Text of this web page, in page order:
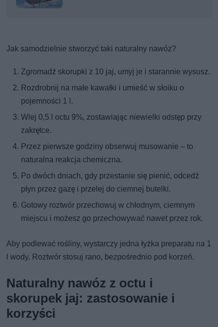
Jak samodzielnie stworzyć taki naturalny nawóz?
Zgromadź skorupki z 10 jaj, umyj je i starannie wysusz.
Rozdrobnij na małe kawałki i umieść w słoiku o
pojemności 1 l.
Wlej 0,5 l octu 9%, zostawiając niewielki odstęp przy
zakrętce.
Przez pierwsze godziny obserwuj musowanie – to
naturalna reakcja chemiczna.
Po dwóch dniach, gdy przestanie się pienić, odcedź
płyn przez gazę i przelej do ciemnej butelki.
Gotowy roztwór przechowuj w chłodnym, ciemnym
miejscu i możesz go przechowywać nawet przez rok.
Aby podlewać rośliny, wystarczy jedna łyżka preparatu na 1
l wody. Roztwór stosuj rano, bezpośrednio pod korzeń.
Naturalny nawóz z octu i
skorupek jaj: zastosowanie i
korzyści